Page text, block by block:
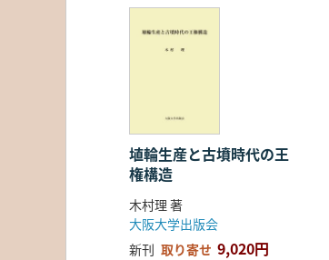
埴輪生産と古墳時代の王
権構造
木村理 著
大阪大学出版会
新刊 取り寄せ 9,020円